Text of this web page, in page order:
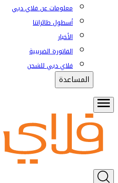
معلومات عن فلاي دبي
أسطول طائراتنا
الأخبار
الفاتورة الضريبية
فلاي دبي للشحن
المساعدة